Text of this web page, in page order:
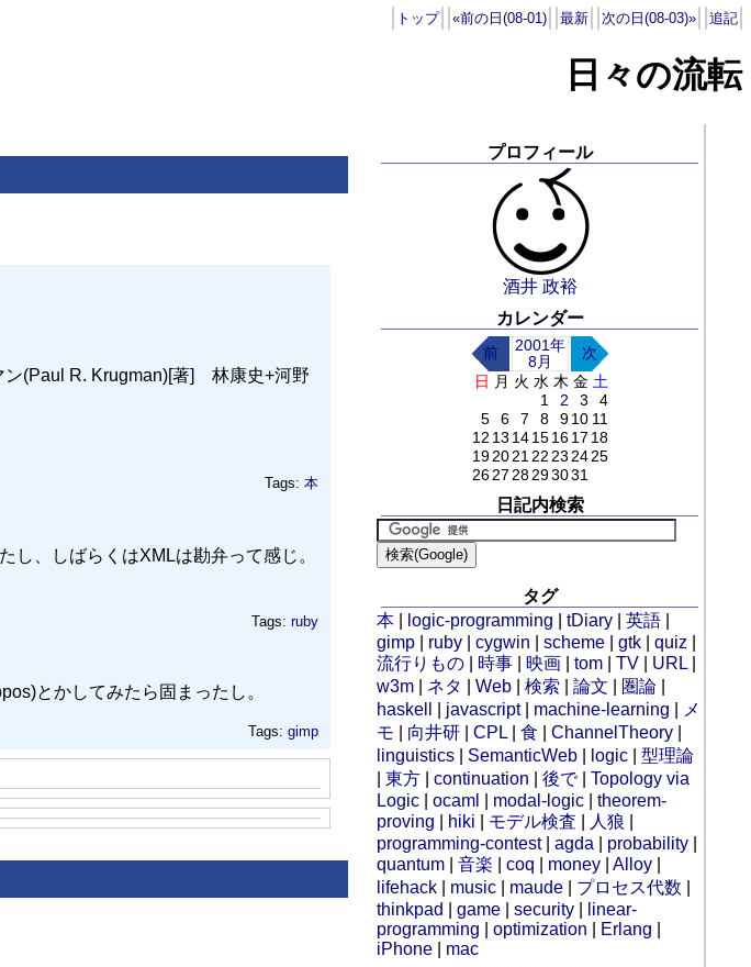
トップ «前の日(08-01) 最新 次の日(08-03)» 追記
日々の流転
(Paul R. Krugman)[著] 林康史+河野
Tags: 本
し、しばらくはXMLは勘弁って感じ。
Tags: ruby
とかしてみたら固まったし。
Tags: gimp
プロフィール
酒井 政裕
カレンダー
前
2001年
8月
次
日 月 火 水 木 金 土
1
2 3
4
5
6 7 8 9 10 11
12 13 14 15 16 17 18
19 20 21 22 23 24 25
26 27 28 293031
日記内検索
タグ
本
logic-programming |tDiary |英語
gimp
ruby |cygwin |scheme |gtk |quiz
流行りもの
時事 映画 |tom |TV URL
w3m
ネタ |Web |検索 |論文 圏論
haskell
javascript| machine-learning
メ
モ
向井研 |CPL |食 |ChannelTheory
linguistics
SemanticWeb logic |型理論
|東方 |continuation |後で|Topology via
Logic |ocaml modal-logic |theorem-
proving
hiki モデル検査 人狼
programming-contest|agda probability
quantum |音楽 |coq money |Alloy
lifehack
music maude プロセス代数
thinkpad
|game |security
linear-
programming |optimization Erlang
iPhone
mac